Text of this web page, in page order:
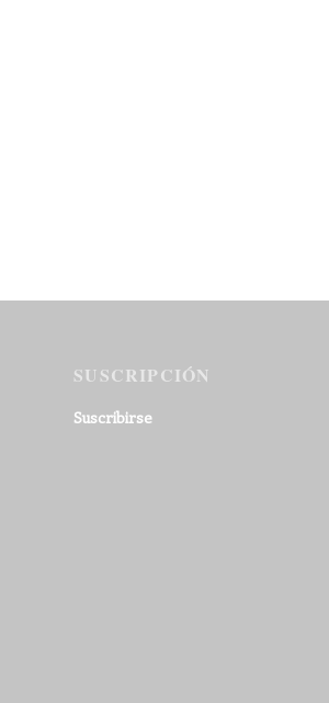
SUSCRIPCIÓN
Suscribirse